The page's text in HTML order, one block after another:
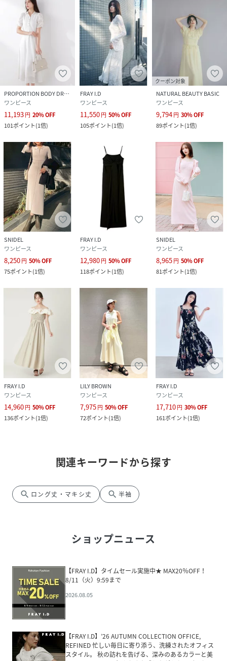
PROPORTION BODY DRESSING
ワンピース
11,193円 20%OFF
101ポイント(1倍)
FRAY I.D
ワンピース
11,550円 50%OFF
105ポイント(1倍)
クーポン対象
NATURAL BEAUTY BASIC
ワンピース
9,794円 30%OFF
89ポイント(1倍)
SNIDEL
ワンピース
8,250円 50%OFF
75ポイント(1倍)
FRAY I.D
ワンピース
12,980円 50%OFF
118ポイント(1倍)
SNIDEL
ワンピース
8,965円 50%OFF
81ポイント(1倍)
FRAY I.D
ワンピース
14,960円 50%OFF
136ポイント(1倍)
LILY BROWN
ワンピース
7,975円 50%OFF
72ポイント(1倍)
FRAY I.D
ワンピース
17,710円 30%OFF
161ポイント(1倍)
関連キーワードから探す
search ロング丈・マキシ丈 search 半袖
ショップニュース
【FRAY I.D】タイムセール実施中★ MAX20％OFF！
8/11（火）9:59まで
2026.08.05
【FRAY I.D】’26 AUTUMN COLLECTION OFFICE,
REFINED 忙しい毎日に寄り添う、洗練されたオフィス
スタイル。 秋の訪れを告げる、深みのあるカラーと美